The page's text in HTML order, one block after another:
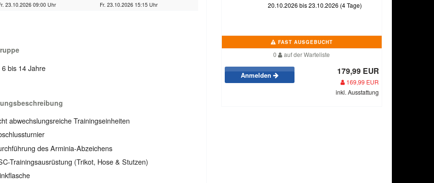
23.10.2026 09:00 Uhr
Fr. 23.10.2026 15:15 Uhr
bis 14 Jahre
abwechslungsreiche Trainingseinheiten
des Arminia-Abzeichens
Trainingsausrüstung (Trikot, Hose & Stutzen)
20.10.2026 bis 23.10.2026 (4 Tage)
FAST AUSGEBUCHT
0 auf der Warteliste
Anmelden 179,99 EUR
169,99 EUR
inkl. Ausstattung